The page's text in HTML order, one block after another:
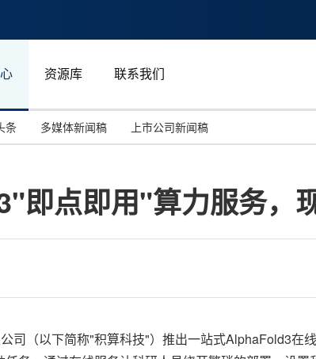
资源库 联系我们
投资并购
能源化工与环保
马来西亚
条 多媒体新闻稿 上市公司新闻稿
即点即用"算力服务，
司（以下简称"积算科技"）推出一站式AlphaFold3在